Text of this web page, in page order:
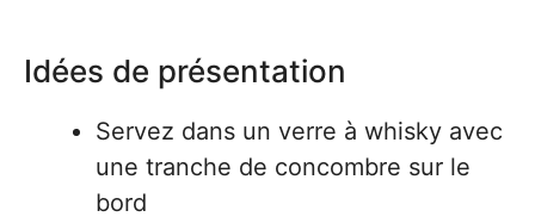
Idées de présentation
Servez dans un verre à whisky avec
une tranche de concombre sur le
bord